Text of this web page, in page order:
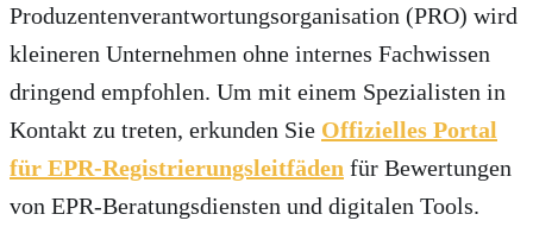
Produzentenverantwortungsorganisation (PRO) wird
kleineren Unternehmen ohne internes Fachwissen
dringend empfohlen. Um mit einem Spezialisten in
Kontakt zu treten, erkunden Sie Offizielles Portal
für EPR-Registrierungsleitfäden für Bewertungen
von EPR-Beratungsdiensten und digitalen Tools.